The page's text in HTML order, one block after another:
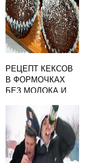
РЕЦЕПТ КЕКСОВ
В ФОРМОЧКАХ
БЕЗ МОЛОКА И